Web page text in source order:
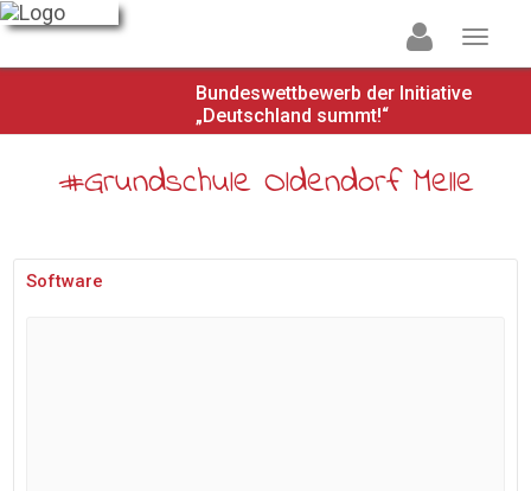
Bundeswettbewerb der Initiative
„Deutschland summt!“
#Grundschule Oldendorf Melle
Software